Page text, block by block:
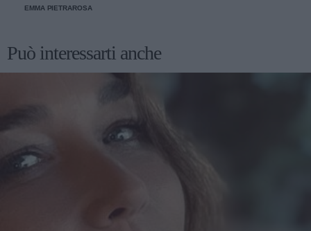
EMMA PIETRAROSA
Può interessarti anche